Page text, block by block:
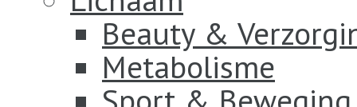
Beauty &
Metabolisme